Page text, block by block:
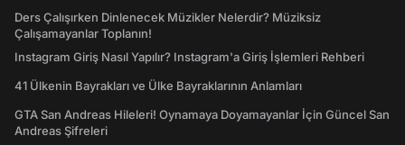
Ders Çalışırken Dinlenecek Müzikler Nelerdir? Müziksiz
Çalışamayanlar Toplanın!
Instagram Giriş Nasıl Yapılır? Instagram'a Giriş İşlemleri Rehberi
41 Ülkenin Bayrakları ve Ülke Bayraklarının Anlamları
GTA San Andreas Hileleri! Oynamaya Doyamayanlar İçin Güncel San
Andreas Şifreleri